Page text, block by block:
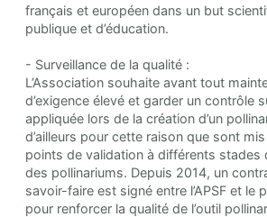
français et européen dans un but
publique et d’éducation.
- Surveillance de la qualité :
L’Association souhaite avant tout
d’exigence élevé et garder un contrôle
appliquée lors de la création d’un
d’ailleurs pour cette raison que sont
points de validation à différents stades
des pollinariums. Depuis 2014, un
savoir-faire est signé entre l’APSF et le
pour renforcer la qualité de l’outil